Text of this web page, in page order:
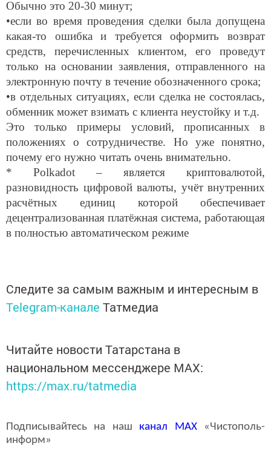
Обычно это 20-30 минут;
•если во время проведения сделки была допущена
какая-то ошибка и требуется оформить возврат
средств, перечисленных клиентом, его проведут
только на основании заявления, отправленного на
электронную почту в течение обозначенного срока;
•в отдельных ситуациях, если сделка не состоялась,
обменник может взимать с клиента неустойку и т.д.
Это только примеры условий, прописанных в
положениях о сотрудничестве. Но уже понятно,
почему его нужно читать очень внимательно.
* Polkadot – является криптовалютой,
разновидность цифровой валюты, учёт внутренних
расчётных единиц которой обеспечивает
децентрализованная платёжная система, работающая
в полностью автоматическом режиме
Следите за самым важным и интересным в
Telegram-канале Татмедиа
Читайте новости Татарстана в
национальном мессенджере MАХ:
https://max.ru/tatmedia
Подписывайтесь на наш канал MAX«Чистополь-
информ»